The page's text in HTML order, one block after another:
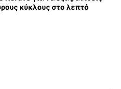
κύκλους στο λεπτό